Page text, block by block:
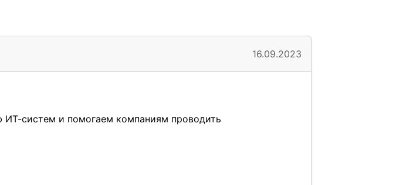
16.09.2023
систем и помогаем компаниям проводить